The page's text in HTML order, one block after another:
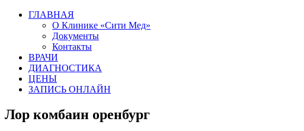
ГЛАВНАЯ
О Клинике «Сити Мед»
Документы
Контакты
ВРАЧИ
ДИАГНОСТИКА
ЦЕНЫ
ЗАПИСЬ ОНЛАЙН
Лор комбаин оренбург